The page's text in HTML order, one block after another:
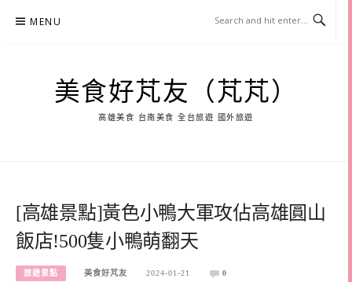
MENU
美食好芃友（芃芃）
高雄美食 台南美食 全台旅遊 國外旅遊
[高雄景點]黃色小鴨大軍攻佔高雄圓山
飯店!500隻小鴨萌翻天
旅遊景點 美食好芃友 2024-01-21 0